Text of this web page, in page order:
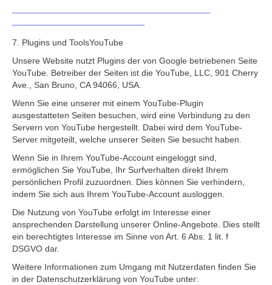
7. Plugins und ToolsYouTube
Unsere Website nutzt Plugins der von Google betriebenen Seite
YouTube. Betreiber der Seiten ist die YouTube, LLC, 901 Cherry
Ave., San Bruno, CA 94066, USA.
Wenn Sie eine unserer mit einem YouTube-Plugin
ausgestatteten Seiten besuchen, wird eine Verbindung zu den
Servern von YouTube hergestellt. Dabei wird dem YouTube-
Server mitgeteilt, welche unserer Seiten Sie besucht haben.
Wenn Sie in Ihrem YouTube-Account eingeloggt sind,
ermöglichen Sie YouTube, Ihr Surfverhalten direkt Ihrem
persönlichen Profil zuzuordnen. Dies können Sie verhindern,
indem Sie sich aus Ihrem YouTube-Account ausloggen.
Die Nutzung von YouTube erfolgt im Interesse einer
ansprechenden Darstellung unserer Online-Angebote. Dies stellt
ein berechtigtes Interesse im Sinne von Art. 6 Abs. 1 lit. f
DSGVO dar.
Weitere Informationen zum Umgang mit Nutzerdaten finden Sie
in der Datenschutzerklärung von YouTube unter: